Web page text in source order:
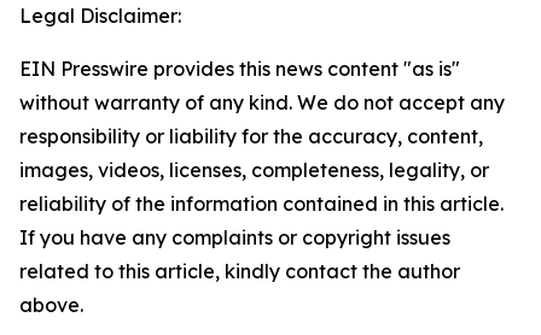
Legal Disclaimer:
EIN Presswire provides this news content "as is"
without warranty of any kind. We do not accept any
responsibility or liability for the accuracy, content,
images, videos, licenses, completeness, legality, or
reliability of the information contained in this article.
If you have any complaints or copyright issues
related to this article, kindly contact the author
above.